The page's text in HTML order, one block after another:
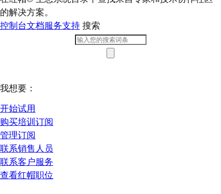
的解决方案。
控制台文档服务支持 搜索
我想要：
开始试用
购买培训订阅
管理订阅
联系销售人员
联系客户服务
查看红帽职位